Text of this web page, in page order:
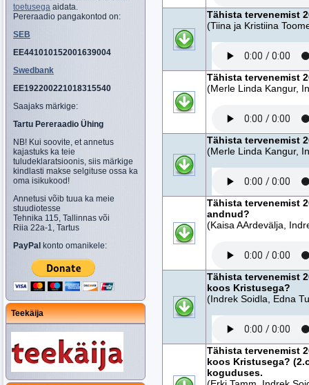
toetusega aidata.
Pereraadio pangakontod on:
SEB
EE441010152001639004
Swedbank
EE192200221018315540
Saajaks märkige:
Tartu Pereraadio Ühing
NB! Kui soovite, et annetus
kajastuks ka teie
tuludeklaratsioonis, siis märkige
kindlasti makse selgituse ossa ka
oma isikukood!
Annetusi võib tuua ka meie
stuudiotesse
Tehnika 115, Tallinnas või
Riia 22a-1, Tartus
PayPal konto omanikele:
Teekäija
Tähista tervenemist
(Tiina ja Kristiina
Tähista tervenemist
(Merle Linda Kangur,
Tähista tervenemist
(Merle Linda Kangur,
Tähista tervenemist
andnud?
(Kaisa AArdevälja,
Tähista tervenemist
koos Kristusega?
(Indrek Soidla, Edna
Tähista tervenemist
koos Kristusega?
koguduses.